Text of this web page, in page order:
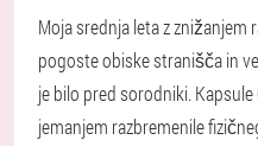
Moja srednja leta z
pogoste obiske stranišča in
je bilo pred sorodniki.
jemanjem razbremenile